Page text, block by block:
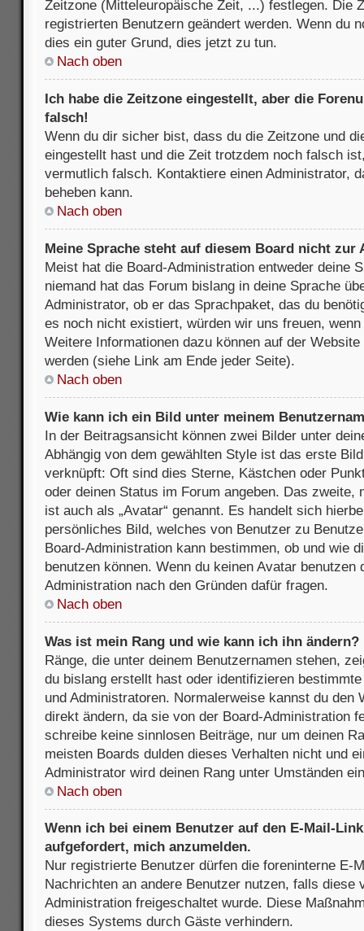
Zeitzone (Mitteleuropäische Zeit, ...) festlegen. Die
registrierten Benutzern geändert werden. Wenn du
dies ein guter Grund, dies jetzt zu tun.
Nach oben
Ich habe die Zeitzone eingestellt, aber die
falsch!
Wenn du dir sicher bist, dass du die Zeitzone und
eingestellt hast und die Zeit trotzdem noch falsch
vermutlich falsch. Kontaktiere einen Administrator,
beheben kann.
Nach oben
Meine Sprache steht auf diesem Board nicht zur
Meist hat die Board-Administration entweder deine
niemand hat das Forum bislang in deine Sprache
Administrator, ob er das Sprachpaket, das du
es noch nicht existiert, würden wir uns freuen,
Weitere Informationen dazu können auf der
werden (siehe Link am Ende jeder Seite).
Nach oben
Wie kann ich ein Bild unter meinem
In der Beitragsansicht können zwei Bilder unter
Abhängig von dem gewählten Style ist das erste
verknüpft: Oft sind dies Sterne, Kästchen oder
oder deinen Status im Forum angeben. Das zweite,
ist auch als „Avatar“ genannt. Es handelt sich
persönliches Bild, welches von Benutzer zu
Board-Administration kann bestimmen, ob und wie
benutzen können. Wenn du keinen Avatar
Administration nach den Gründen dafür fragen.
Nach oben
Was ist mein Rang und wie kann ich ihn ändern?
Ränge, die unter deinem Benutzernamen stehen,
du bislang erstellt hast oder identifizieren
und Administratoren. Normalerweise kannst du den
direkt ändern, da sie von der Board-Administration
schreibe keine sinnlosen Beiträge, nur um deinen
meisten Boards dulden dieses Verhalten nicht und
Administrator wird deinen Rang unter Umständen
Nach oben
Wenn ich bei einem Benutzer auf den E-Mail-
aufgefordert, mich anzumelden.
Nur registrierte Benutzer dürfen die foreninterne E-
Nachrichten an andere Benutzer nutzen, falls diese
Administration freigeschaltet wurde. Diese
dieses Systems durch Gäste verhindern.